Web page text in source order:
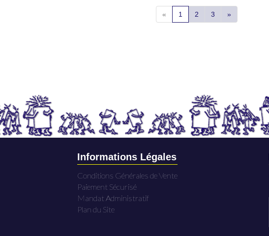
« 1 2 3 »
Informations Légales
Conditions Générales de Vente
Paiement Sécurisé
Mandat Administratif
Plan du Site